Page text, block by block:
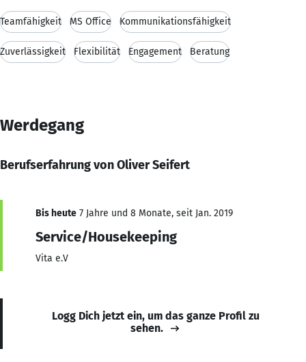
Teamfähigkeit MS Office Kommunikationsfähigkeit
Zuverlässigkeit Flexibilität Engagement Beratung
Werdegang
Berufserfahrung von Oliver Seifert
Bis heute 7 Jahre und 8 Monate, seit Jan. 2019
Service/Housekeeping
Vita e.V
Logg Dich jetzt ein, um das ganze Profil zu
sehen.